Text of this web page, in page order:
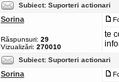
Subiect: Suporteri actionari
Sorina
Răspunsuri: 29
Vizualizări: 270010
te
Subiect: Suporteri actionari
Sorina